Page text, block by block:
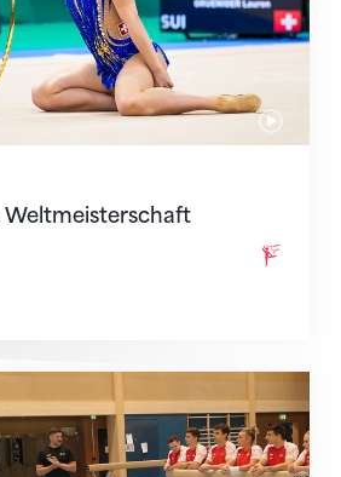
Weltmeisterschaft
Zagreb